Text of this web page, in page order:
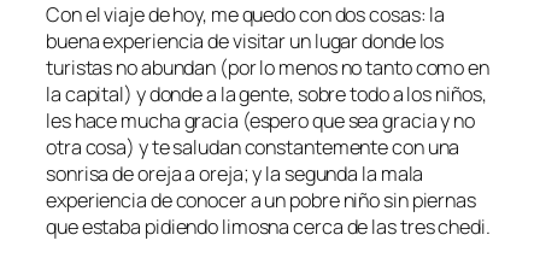
Con el viaje de hoy, me quedo con dos cosas: la
buena experiencia de visitar un lugar donde los
turistas no abundan (por lo menos no tanto como en
la capital) y donde a la gente, sobre todo a los niños,
les hace mucha gracia (espero que sea gracia y no
otra cosa) y te saludan constantemente con una
sonrisa de oreja a oreja; y la segunda la mala
experiencia de conocer a un pobre niño sin piernas
que estaba pidiendo limosna cerca de las tres chedi.